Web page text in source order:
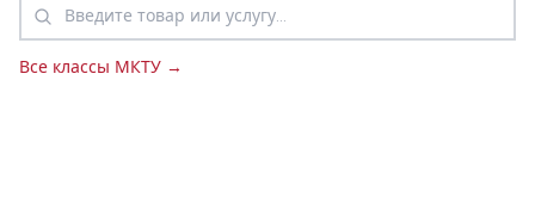
Все классы МКТУ →